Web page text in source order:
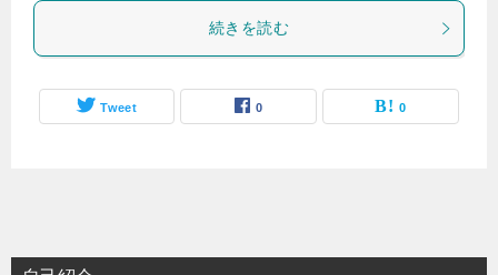
続きを読む
Tweet 0 0